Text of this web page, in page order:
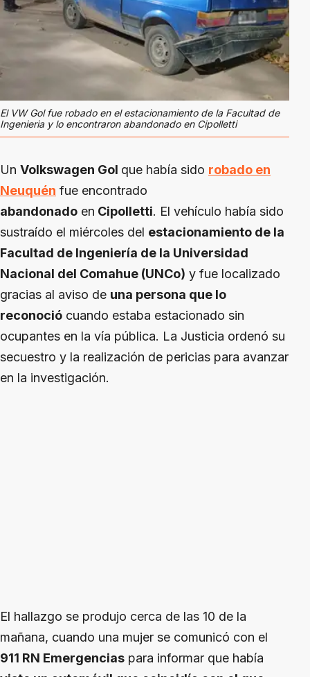
El VW Gol fue robado en el estacionamiento de la Facultad de
Ingenieria y lo encontraron abandonado en Cipolletti
Un Volkswagen Gol que había sido robado en
Neuquén fue encontrado
abandonado en Cipolletti. El vehículo había sido
sustraído el miércoles del estacionamiento de la
Facultad de Ingeniería de la Universidad
Nacional del Comahue (UNCo) y fue localizado
gracias al aviso de una persona que lo
reconoció cuando estaba estacionado sin
ocupantes en la vía pública. La Justicia ordenó su
secuestro y la realización de pericias para avanzar
en la investigación.
El hallazgo se produjo cerca de las 10 de la
mañana, cuando una mujer se comunicó con el
911 RN Emergencias para informar que había